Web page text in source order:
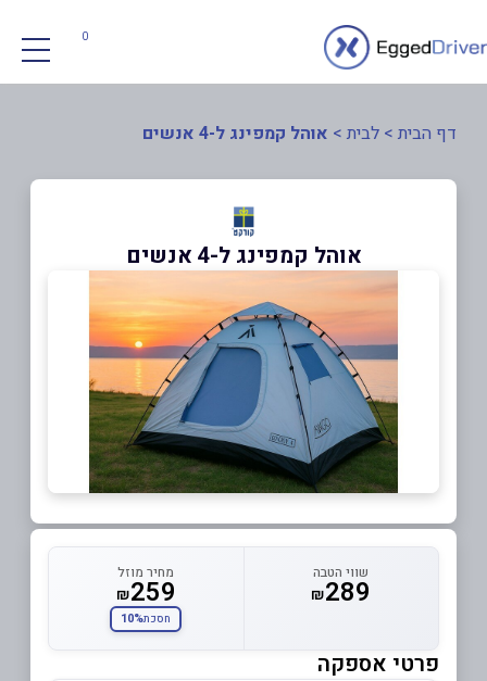
0
דף הבית > לבית > אוהל קמפינג ל-4 אנשים
אוהל קמפינג ל-4 אנשים
שווי הטבה
₪289
מחיר מוזל
₪259
חסכת10%
פרטי אספקה